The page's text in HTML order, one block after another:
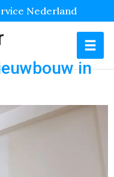
Nederland
in